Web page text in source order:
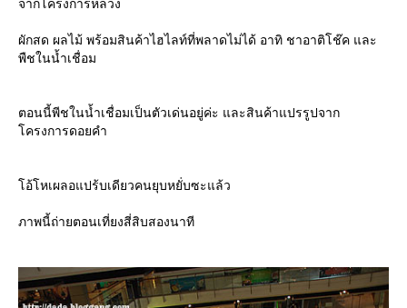
จากโครงการหลวง
ผักสด ผลไม้ พร้อมสินค้าไฮไลท์ที่พลาดไม่ได้ อาทิ ชาอาติโช๊ค และ
พืชในน้ำเชื่อม
ตอนนี้พีชในน้ำเชื่อมเป็นตัวเด่นอยู่ค่ะ และสินค้าแปรรูปจาก
ครงการดอยคำ
อ้โหเผลอแปร้บเดียวคนยุบหยั่บซะแล้ว
ภาพนี้ถ่ายตอนเที่ยงสี่สิบสองนาที